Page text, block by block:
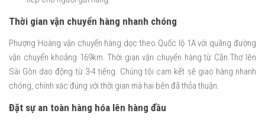
Thời gian vận chuyển hàng nhanh chóng
Phượng Hoàng vận chuyển hàng dọc theo Quốc lộ 1A với quãng đường
vận chuyển khoảng 169km. Thời gian vận chuyển hàng từ Cần Thơ lên
Sài Gòn dao động từ 3-4 tiếng. Chúng tôi cam kết sẽ giao hàng nhanh
chóng, chính xác đúng với thời gian mà hai bên đã thỏa thuận.
Đặt sự an toàn hàng hóa lên hàng đầu